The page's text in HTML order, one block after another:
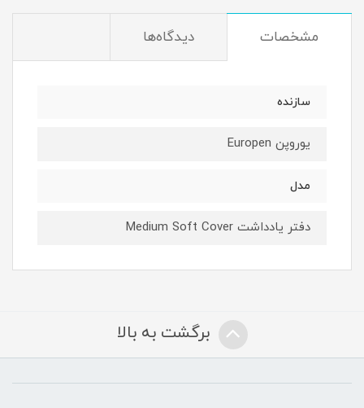
مشخصات دیدگاه‌ها
سازنده
یوروپن Europen
مدل
دفتر یادداشت Medium Soft Cover
برگشت به بالا